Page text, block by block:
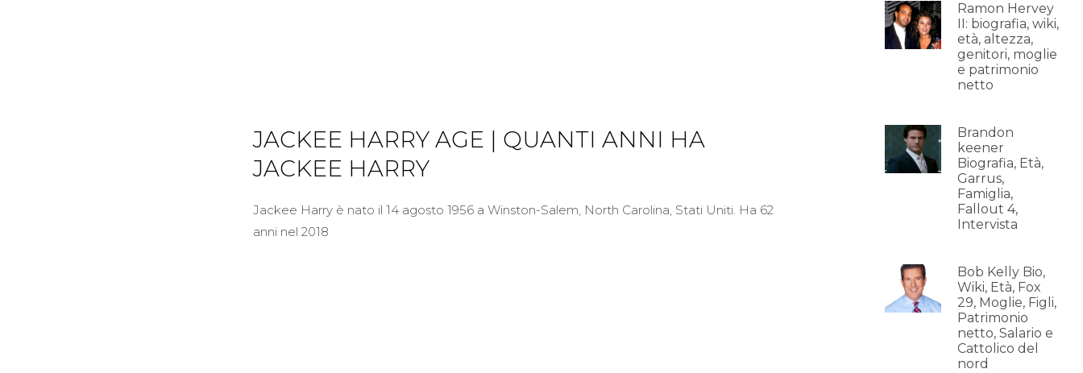
JACKEE HARRY AGE | QUANTI ANNI HA
JACKEE HARRY
Jackee Harry è nato il 14 agosto 1956 a Winston-Salem, North Carolina, Stati Uniti. Ha 62
anni nel 2018
Ramon Hervey
II: biografia, wiki,
età, altezza,
genitori, moglie
e patrimonio
netto
Brandon
keener
Biografia, Età,
Garrus,
Famiglia,
Fallout 4,
Intervista
Bob Kelly Bio,
Wiki, Età, Fox
29, Moglie, Figli,
Patrimonio
netto, Salario e
Cattolico del
nord